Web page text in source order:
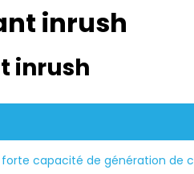
inrush
inrush
capacité de génération de